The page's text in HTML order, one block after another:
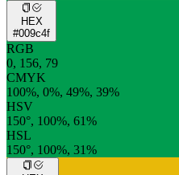
HEX
#009c4f
RGB
0, 156, 79
CMYK
100%, 0%, 49%, 39%
HSV
150°, 100%, 61%
HSL
150°, 100%, 31%